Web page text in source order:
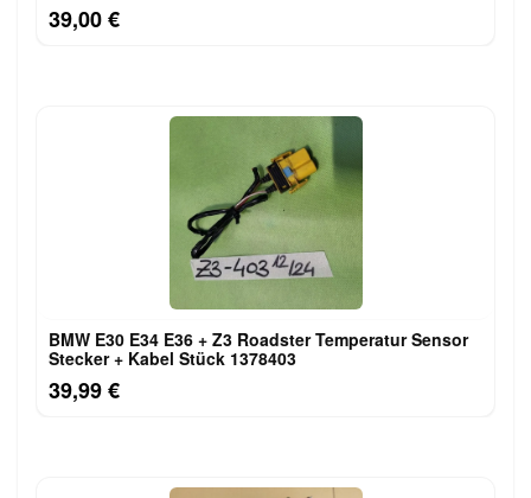
39,00 €
BMW E30 E34 E36 + Z3 Roadster Temperatur Sensor
Stecker + Kabel Stück 1378403
39,99 €